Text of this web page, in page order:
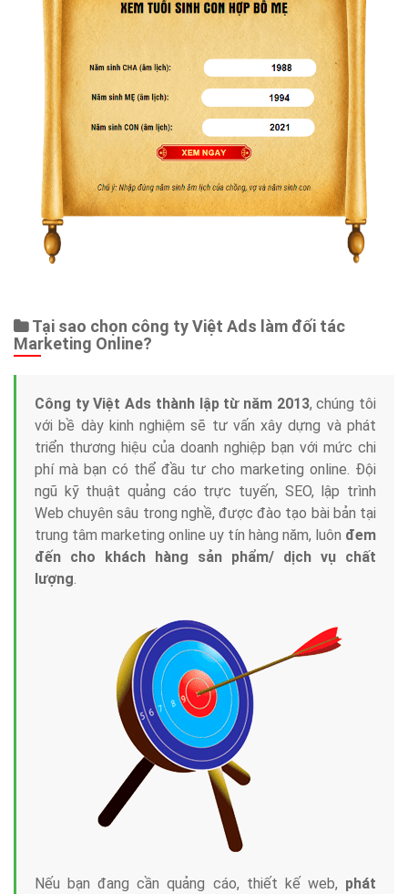
Tại sao chọn công ty Việt Ads làm đối tác
Marketing Online?
Công ty Việt Ads thành lập từ năm 2013, chúng tôi
với bề dày kinh nghiệm sẽ tư vấn xây dựng và phát
triển thương hiệu của doanh nghiệp bạn với mức chi
phí mà bạn có thể đầu tư cho marketing online. Đội
ngũ kỹ thuật quảng cáo trực tuyến, SEO, lập trình
Web chuyên sâu trong nghề, được đào tạo bài bản tại
trung tâm marketing online uy tín hàng năm, luôn đem
đến cho khách hàng sản phẩm/ dịch vụ chất
lượng.
Nếu bạn đang cần quảng cáo, thiết kế web, phát